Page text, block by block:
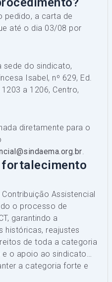
pedido, a carta de
até o dia 03/08 por
sede do sindicato,
Isabel, nº 629, Ed.
a 1206, Centro,
diretamente para o
.
Assistencial
o processo de
garantindo a
históricas, reajustes
de toda a categoria
o apoio ao sindicato
a categoria forte e